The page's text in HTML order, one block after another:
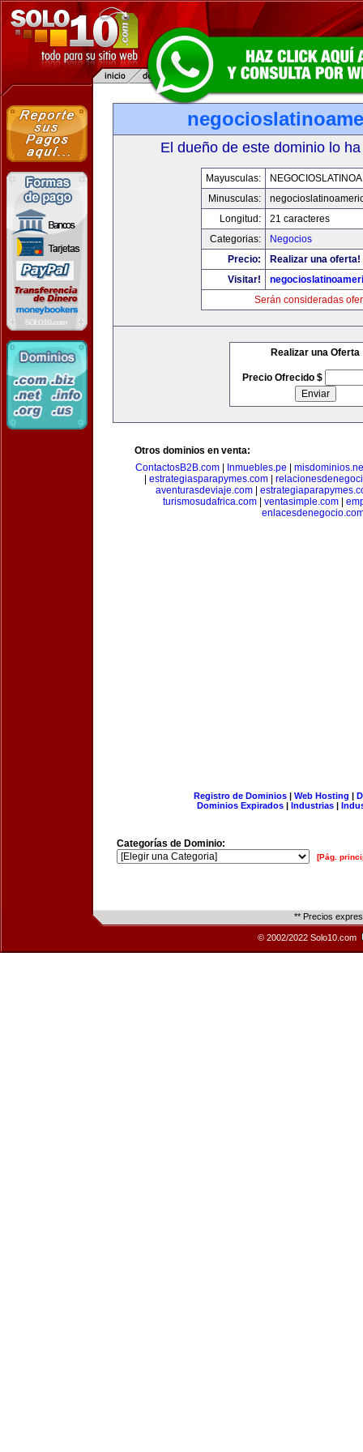
El dueño de este dominio lo
Mayusculas:
Minusculas:
Longitud:
21 caracteres
Categorias:
Negocios
Precio:
Realizar una oferta!
Visitar!
Serán consideradas
Realizar una Oferta
Precio Ofrecido $
Otros dominios en venta:
ContactosB2B.com
Inmuebles.pe
estrategiasparapymes.com
aventurasdeviaje.com|
turismosudafrica.com
ventasimple.com
Registro de Dominios| Web Hosting |
Dominios Expirados | Industrias |
Categorías de Dominio:
[Pág.
** Precios
© 2002/2022 Solo10.com